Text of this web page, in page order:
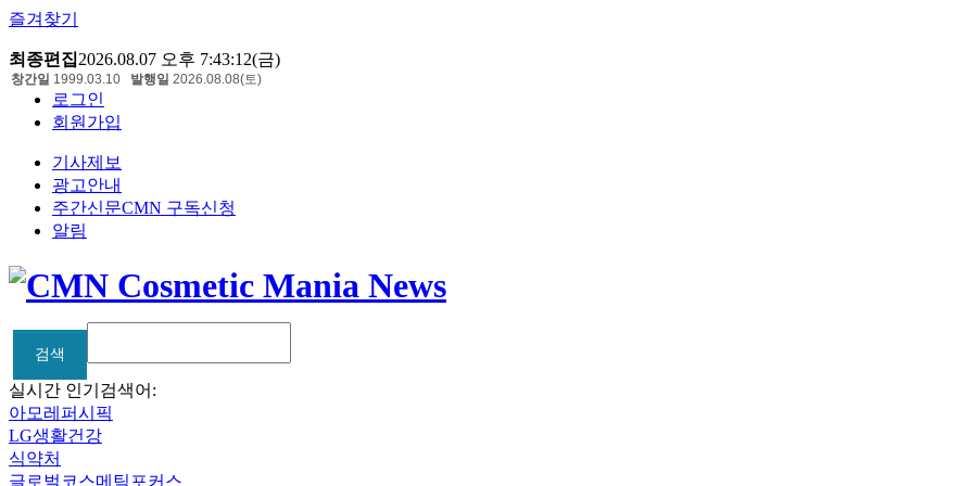
즐겨찾기
최종편집2026.08.07 오후 7:43:12(금)
로그인
회원가입
기사제보
광고안내
주간신문CMN 구독신청
알림
창간일 1999.03.10 발행일 2026.08.08(토)
검색
검색
실시간 인기검색어:
아모레퍼시픽
LG생활건강
식약처
글로벌코스메틱포커스